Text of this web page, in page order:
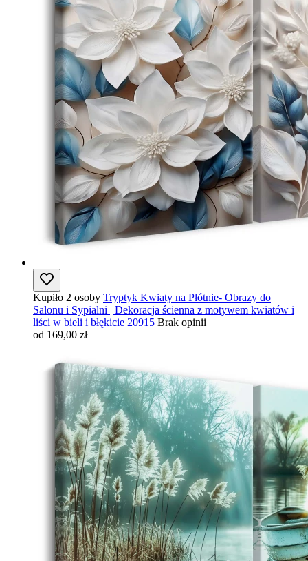
Kupiło 2 osoby Tryptyk Kwiaty na Płótnie- Obrazy do
Salonu i Sypialni | Dekoracja ścienna z motywem kwiatów i
liści w bieli i błękicie 20915 Brak opinii
od 169,00 zł